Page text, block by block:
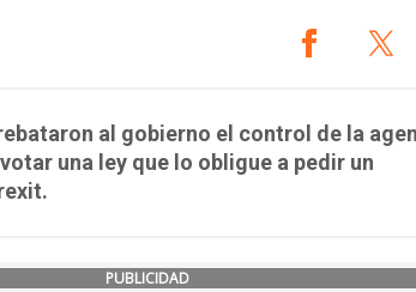
al gobierno el control de la
una ley que lo obligue a pedir un
PUBLICIDAD